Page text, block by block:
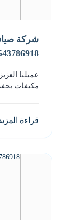
شركة
0543786918 | قطع غيار أصلية
عميلنا
مكيفات
قراءة